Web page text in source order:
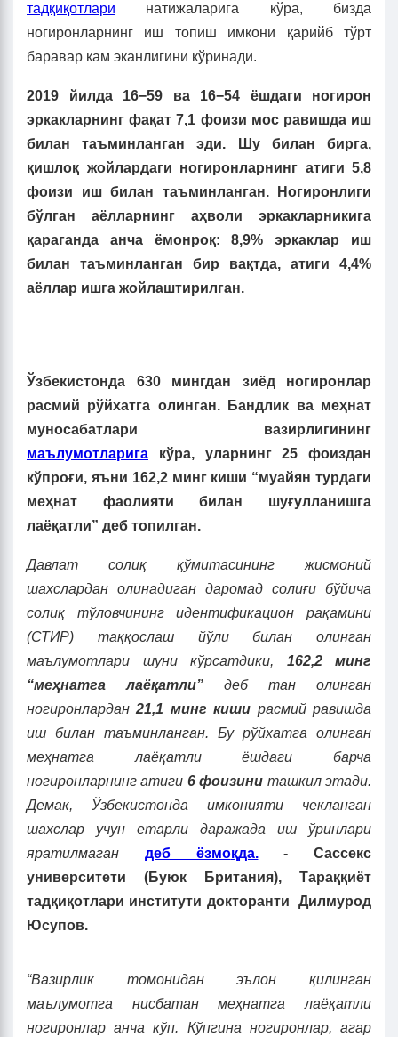
тадқиқотлари натижаларига кўра, бизда
ногиронларнинг иш топиш имкони қарийб тўрт
баравар кам эканлигини кўринади.
2019 йилда 16−59 ва 16−54 ёшдаги ногирон
эркакларнинг фақат 7,1 фоизи мос равишда иш
билан таъминланган эди. Шу билан бирга,
қишлоқ жойлардаги ногиронларнинг атиги 5,8
фоизи иш билан таъминланган. Ногиронлиги
бўлган аёлларнинг аҳволи эркакларникига
қараганда анча ёмонроқ: 8,9% эркаклар иш
билан таъминланган бир вақтда, атиги 4,4%
аёллар ишга жойлаштирилган.
Ўзбекистонда 630 мингдан зиёд ногиронлар
расмий рўйхатга олинган. Бандлик ва меҳнат
муносабатлари вазирлигининг
маълумотларига
кўра, уларнинг 25 фоиздан
кўпроғи, яъни 162,2 минг киши “муайян турдаги
меҳнат фаолияти билан шуғулланишга
лаёқатли” деб топилган.
Давлат солиқ қўмитасининг жисмоний
шахслардан олинадиган даромад солиғи бўйича
солиқ тўловчининг идентификацион рақамини
(СТИР) таққослаш йўли билан олинган
маълумотлари шуни кўрсатдики, 162,2 минг
“меҳнатга лаёқатли” деб тан олинган
ногиронлардан21,1 минг киши расмий равишда
иш билан таъминланган. Бу рўйхатга олинган
меҳнатга лаёқатли ёшдаги барча
ногиронларнинг атиги 6 фоизини ташкил этади.
Демак, Ўзбекистонда имконияти чекланган
шахслар учун етарли даражада иш ўринлари
яратилмаган
деб ёзмоқда.- Сассекс
университети (Буюк Британия), Тараққиёт
тадқиқотлари институти докторанти
Дилмурод
Юсупов.
“Вазирлик томонидан эълон қилинган
маълумотга нисбатан меҳнатга лаёқатли
ногиронлар анча кўп. Кўпгина ногиронлар, агар